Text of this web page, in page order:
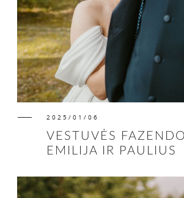
2025/01/06
VESTUVĖS
EMILIJA IR PAULIUS